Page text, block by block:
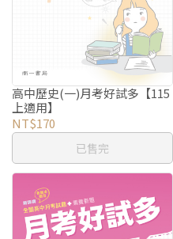
高中歷史(一)月考好試多【115
上適用】
NT$170
已售完